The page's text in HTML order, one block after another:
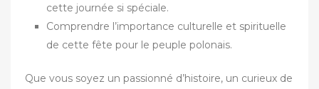
cette journée si spéciale.
Comprendre l’importance culturelle et spirituelle
de cette fête pour le peuple polonais.
Que vous soyez un passionné d’histoire, un curieux de